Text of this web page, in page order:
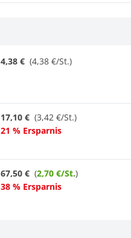
4,38 € (4,38 €/St.)
17,10 € (3,42 €/St.)
21 % Ersparnis
67,50 € (2,70 €/St.)
38 % Ersparnis